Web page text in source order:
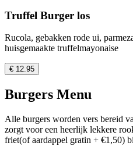
Truffel Burger los
Rucola, gebakken rode ui,
huisgemaakte truffelmayonaise
€ 12.95
Burgers Menu
Alle burgers worden vers bereid
zorgt voor een heerlijk lekkere
friet(of aardappel gratin + €1,50)